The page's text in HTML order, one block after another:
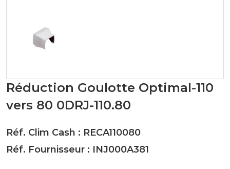
Réduction Goulotte Optimal-110
vers 80 0DRJ-110.80
Réf. Clim Cash : RECA110080
Réf. Fournisseur : INJ000A381